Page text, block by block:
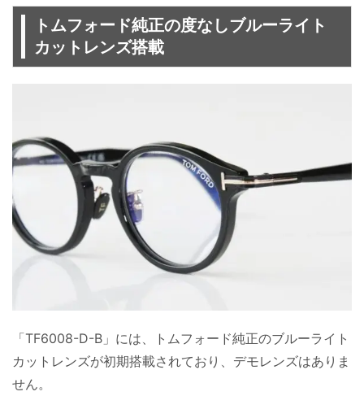
トムフォード純正の度なしブルーライト
カットレンズ搭載
「TF6008-D-B」には、トムフォード純正のブルーライト
カットレンズが初期搭載されており、デモレンズはありま
せん。